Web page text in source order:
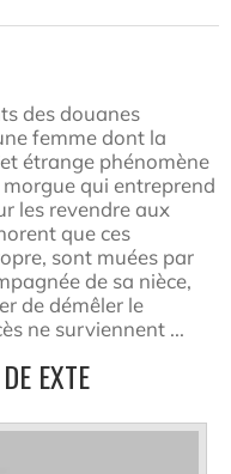
des douanes
femme dont la
étrange phénomène
morgue qui entreprend
les revendre aux
que ces
sont muées par
de sa nièce,
de démêler le
ne surviennent ...
EXTE